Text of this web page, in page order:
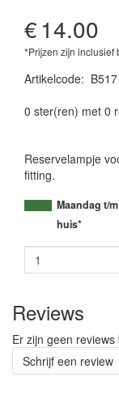
€14.00
*Prijzen zijn inclusief
Artikelcode: B517
0 ster(ren) met 0
Reservelampje
fitting.
Maandag t/
huis*
Reviews
Er zijn geen
Schrijf een review